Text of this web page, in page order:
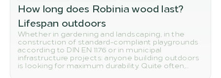
How long does Robinia wood last?
Lifespan outdoors
Whether in gardening and landscaping, in the
construction of standard-compliant playgrounds
according to DIN EN 1176 or in municipal
infrastructure projects: anyone building outdoors
is looking for maximum durability. Quite often,
eyes reflexively turn to tropical woods such as